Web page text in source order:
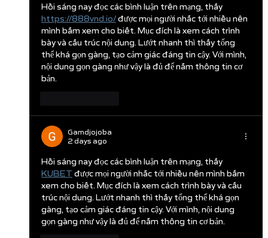
Hồi sáng nay đọc các bình luận trên mạng, thấy
https://888vnd.io/ được mọi người nhắc tới nhiều nên
mình bấm xem cho biết. Mục đích là xem cách trình
bày và cấu trúc nội dung. Lướt nhanh thì thấy tổng
thể khá gọn gàng, tạo cảm giác đáng tin cậy. Với mình,
nội dung gọn gàng như vậy là đủ để nắm thông tin cơ
bản.
Gamdjojoba
2 days ago
Hồi sáng nay đọc các bình luận trên mạng, thấy
KUBET được mọi người nhắc tới nhiều nên mình bấm
xem cho biết. Mục đích là xem cách trình bày và cấu
trúc nội dung. Lướt nhanh thì thấy tổng thể khá gọn
gàng, tạo cảm giác đáng tin cậy. Với mình, nội dung
gọn gàng như vậy là đủ để nắm thông tin cơ bản.